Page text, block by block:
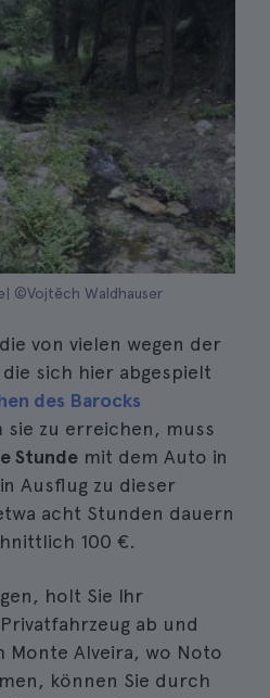
©Vojtěch Waldhauser
von vielen wegen der
sich hier abgespielt
des Barocks
sie zu erreichen, muss
Stunde mit dem Auto in
Ausflug zu dieser
acht Stunden dauern
100 €.
holt Sie Ihr
ab und
Alveira, wo Noto
können Sie durch